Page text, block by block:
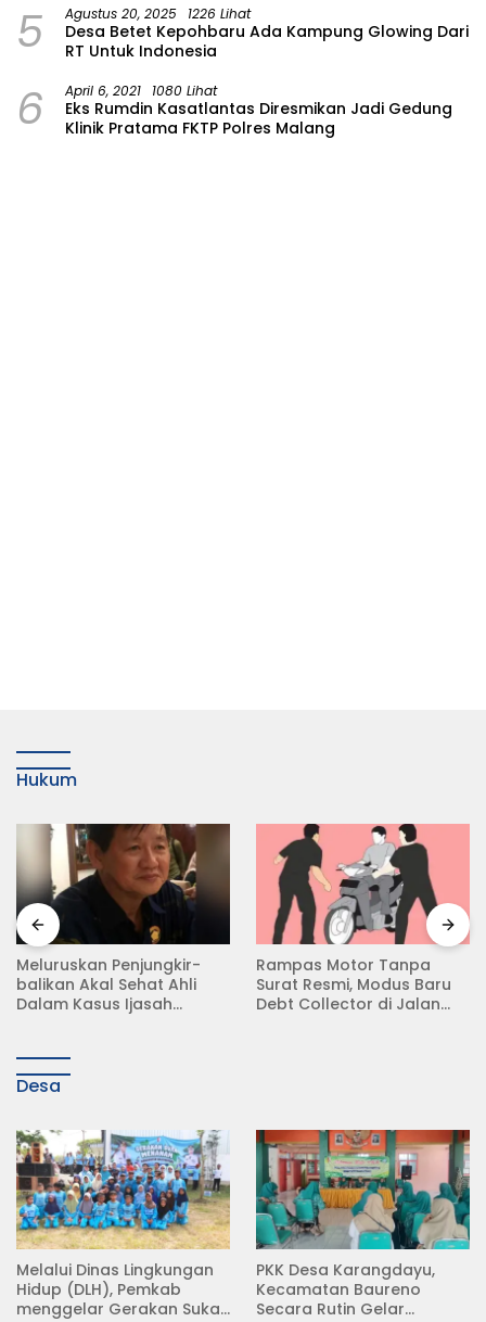
5 Agustus 20, 2025 1226 Lihat
Desa Betet Kepohbaru Ada Kampung Glowing Dari
RT Untuk Indonesia
6 April 6, 2021 1080 Lihat
Eks Rumdin Kasatlantas Diresmikan Jadi Gedung
Klinik Pratama FKTP Polres Malang
Hukum
Meluruskan Penjungkir-
balikan Akal Sehat Ahli
Dalam Kasus Ijasah
Rampas Motor Tanpa
Surat Resmi, Modus Baru
Debt Collector di Jalan
Desa
Melalui Dinas Lingkungan
Hidup (DLH), Pemkab
menggelar Gerakan Suka
PKK Desa Karangdayu,
Kecamatan Baureno
Secara Rutin Gelar